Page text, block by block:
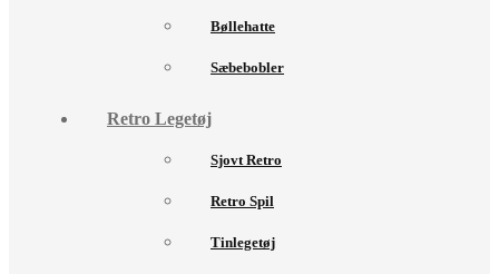
Bøllehatte
Sæbebobler
Retro Legetøj
Sjovt Retro
Retro Spil
Tinlegetøj